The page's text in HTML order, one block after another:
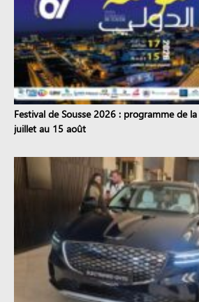
Festival de Sousse 2026 : programme de
juillet au 15 août